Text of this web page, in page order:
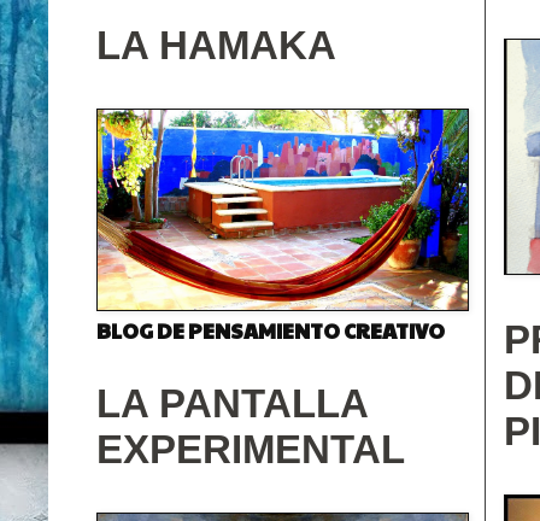
LA HAMAKA
BLOG DE PENSAMIENTO CREATIVO
LA PANTALLA
EXPERIMENTAL